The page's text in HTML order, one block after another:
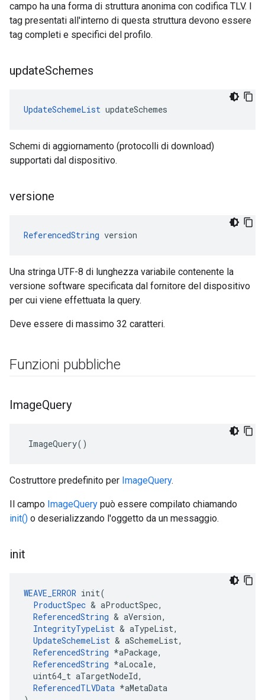
campo ha una forma di struttura anonima con codifica TLV. I
tag presentati all'interno di questa struttura devono essere
tag completi e specifici del profilo.
updateSchemes
UpdateSchemeList updateSchemes
Schemi di aggiornamento (protocolli di download)
supportati dal dispositivo.
versione
ReferencedString version
Una stringa UTF-8 di lunghezza variabile contenente la
versione software specificata dal fornitore del dispositivo
per cui viene effettuata la query.
Deve essere di massimo 32 caratteri.
Funzioni pubbliche
ImageQuery
ImageQuery()
Costruttore predefinito per ImageQuery.
Il campo ImageQuery può essere compilato chiamando
init() o deserializzando l'oggetto da un messaggio.
init
WEAVE_ERROR init(
ProductSpec & aProductSpec,
ReferencedString & aVersion,
IntegrityTypeList & aTypeList,
UpdateSchemeList & aSchemeList,
ReferencedString *aPackage,
ReferencedString *aLocale,
  uint64_t aTargetNodeId,
ReferencedTLVData *aMetaData